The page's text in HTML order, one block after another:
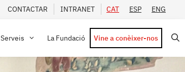
CONTACTAR INTRANET CAT ESP ENG
Serveis La Fundació Vine a conèixer-nos